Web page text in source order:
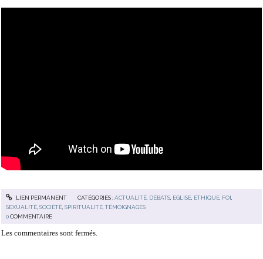
LIEN PERMANENT CATÉGORIES :ACTUALITÉ, DÉBATS, EGLISE, ETHIQUE, FOI
SEXUALITÉ ,SOCIÉTÉ ,SPIRITUALITÉ ,TÉMOIGNAGES
0COMMENTAIRE
Les commentaires sont fermés.